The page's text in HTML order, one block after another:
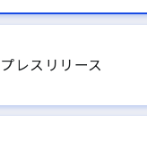
プレスリリース